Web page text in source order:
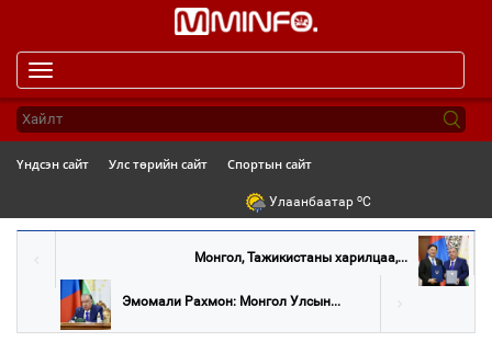
navigation
Үндсэн сайт Улс төрийн сайт Спортын сайт
Улаанбаатар oC
Монгол, Тажикистаны харилцаа,...
Эмомали Рахмон: Монгол Улсын...